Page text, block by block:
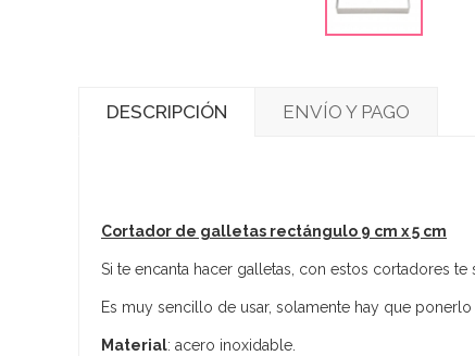
DESCRIPCIÓN ENVÍO Y PAGO
Cortador de galletas rectángulo 9 cm x 5 cm
Si te encanta hacer galletas, con estos cortadores
Es muy sencillo de usar, solamente hay que
Material: acero inoxidable.